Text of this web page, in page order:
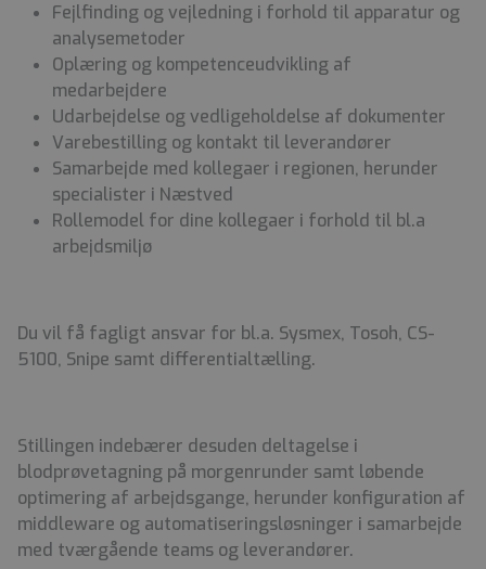
Fejlfinding og vejledning i forhold til apparatur og
analysemetoder
Oplæring og kompetenceudvikling af
medarbejdere
Udarbejdelse og vedligeholdelse af dokumenter
Varebestilling og kontakt til leverandører
Samarbejde med kollegaer i regionen, herunder
specialister i Næstved
Rollemodel for dine kollegaer i forhold til bl.a
arbejdsmiljø
Du vil få fagligt ansvar for bl.a. Sysmex, Tosoh, CS-
5100, Snipe samt differentialtælling.
Stillingen indebærer desuden deltagelse i
blodprøvetagning på morgenrunder samt løbende
optimering af arbejdsgange, herunder konfiguration af
middleware og automatiseringsløsninger i samarbejde
med tværgående teams og leverandører.